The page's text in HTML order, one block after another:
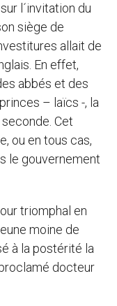
l´invitation du
siège de
allait de
En effet,
abbés et des
– laïcs -, la
Cet
ou en tous cas,
le gouvernement
triomphal en
moine de
à la postérité la
docteur